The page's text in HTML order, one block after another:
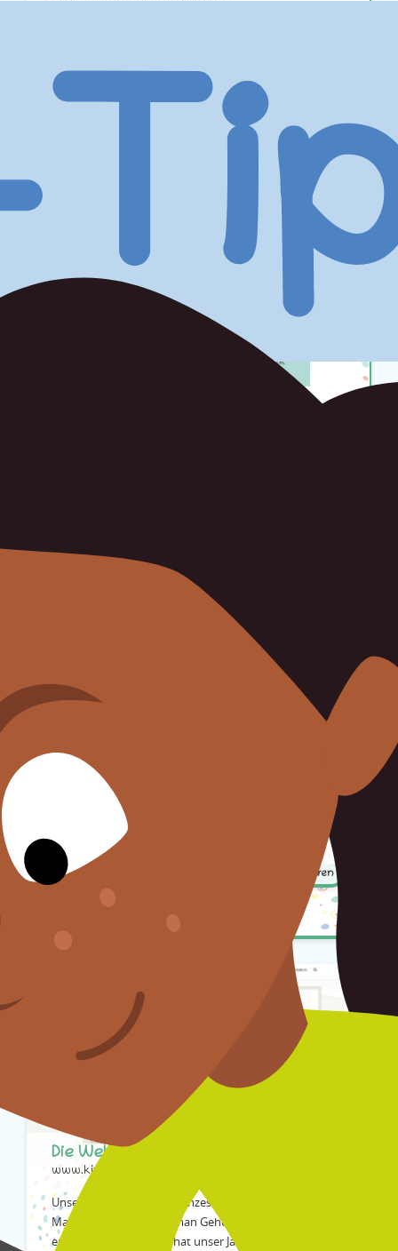
erfährst du mehr zum Taschengeld.
Pflanzen und Tiere kennenlernen
naturdetektive.bfn.de
Kennst du dich mit der Natur vor deiner Haustür aus?
Alles über heimische Pflanzen und Tiere und ihren
Schutz findest du bei den Naturdetektiven.
Informieren Hören
Die Welt der Mathematik
www.kinderfunkkolleg-mathematik.de
Unsere Welt und unser ganzes Leben stecken voller
Mathematik. Wie kann man Geheimbotschaften
entschlüsseln? Warum hat unser Jahr 365 Tage? Erhalte